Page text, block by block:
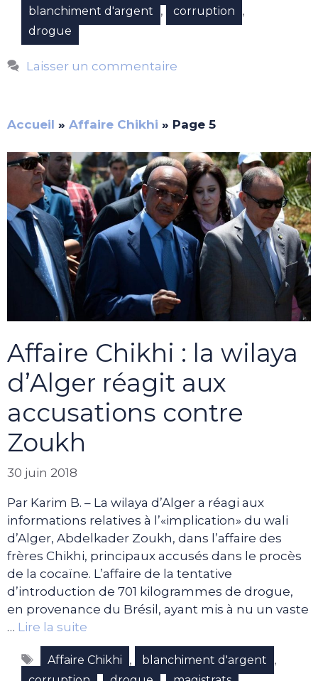
blanchiment d'argent , corruption ,
drogue
Laisser un commentaire
Accueil » Affaire Chikhi » Page 5
Affaire Chikhi : la wilaya
d’Alger réagit aux
accusations contre
Zoukh
30 juin 2018
Par Karim B. – La wilaya d’Alger a réagi aux
informations relatives à l’«implication» du wali
d’Alger, Abdelkader Zoukh, dans l’affaire des
frères Chikhi, principaux accusés dans le procès
de la cocaïne. L’affaire de la tentative
d’introduction de 701 kilogrammes de drogue,
en provenance du Brésil, ayant mis à nu un vaste
… Lire la suite
Étiquettes
Affaire Chikhi , blanchiment d'argent ,